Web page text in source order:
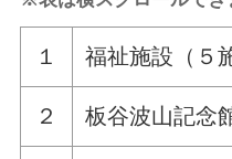
１ 福祉施設（５
２ 板谷波山記念